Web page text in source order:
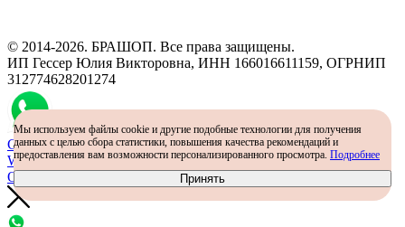
© 2014-2026. БРАШОП. Все права защищены.
ИП Гессер Юлия Викторовна, ИНН 166016611159, ОГРНИП
312774628201274
Самый простой способ определить размер - консультация в
WhatsApp
Определить размер
Мы используем файлы cookie и другие подобные технологии для получения
данных с целью сбора статистики, повышения качества рекомендаций и
предоставления вам возможности персонализированного просмотра. Подробнее
Принять